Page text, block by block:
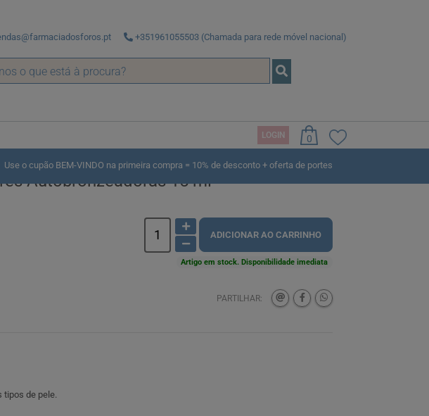
+351961055503 (Chamada para rede móvel nacional)
LOGIN 0
Use o cupão BEM-VINDO na primeira compra = 10% de desconto + oferta de portes
Autobronzeadoras 15 ml
ADICIONAR AO CARRINHO
Artigo em stock. Disponibilidade imediata
PARTILHAR:
tipos de pele.